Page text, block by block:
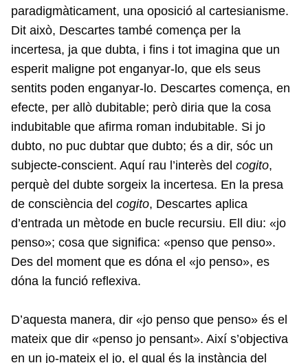
paradigmàticament, una oposició al cartesianisme.
Dit això, Descartes també comença per la
incertesa, ja que dubta, i fins i tot imagina que un
esperit maligne pot enganyar-lo, que els seus
sentits poden enganyar-lo. Descartes comença, en
efecte, per allò dubitable; però diria que la cosa
indubitable que afirma roman indubitable. Si jo
dubto, no puc dubtar que dubto; és a dir, sóc un
subjecte-conscient. Aquí rau l’interès del cogito,
perquè del dubte sorgeix la incertesa. En la presa
de consciència del cogito, Descartes aplica
d’entrada un mètode en bucle recursiu. Ell diu: «jo
penso»; cosa que significa: «penso que penso».
Des del moment que es dóna el «jo penso», es
dóna la funció reflexiva.
D’aquesta manera, dir «jo penso que penso» és el
mateix que dir «penso jo pensant». Així s’objectiva
en un jo-mateix el jo, el qual és la instància del